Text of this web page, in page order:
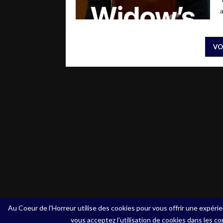
Copyright ©Au Coeur de l'Horreur - 2020 - Tous droits
Au Coeur de l'Horreur utilise des cookies pour vous offrir une
vous acceptez l’utilisation de cookies dans les